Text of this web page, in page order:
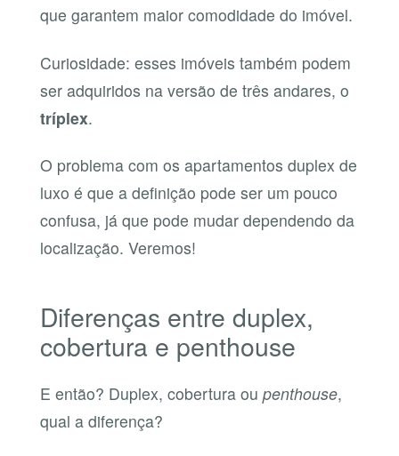
que garantem maior comodidade do imóvel.
Curiosidade: esses imóveis também podem
ser adquiridos na versão de três andares, o
tríplex.
O problema com os apartamentos duplex de
luxo é que a definição pode ser um pouco
confusa, já que pode mudar dependendo da
localização. Veremos!
Diferenças entre duplex,
cobertura e penthouse
E então? Duplex, cobertura ou penthouse,
qual a diferença?